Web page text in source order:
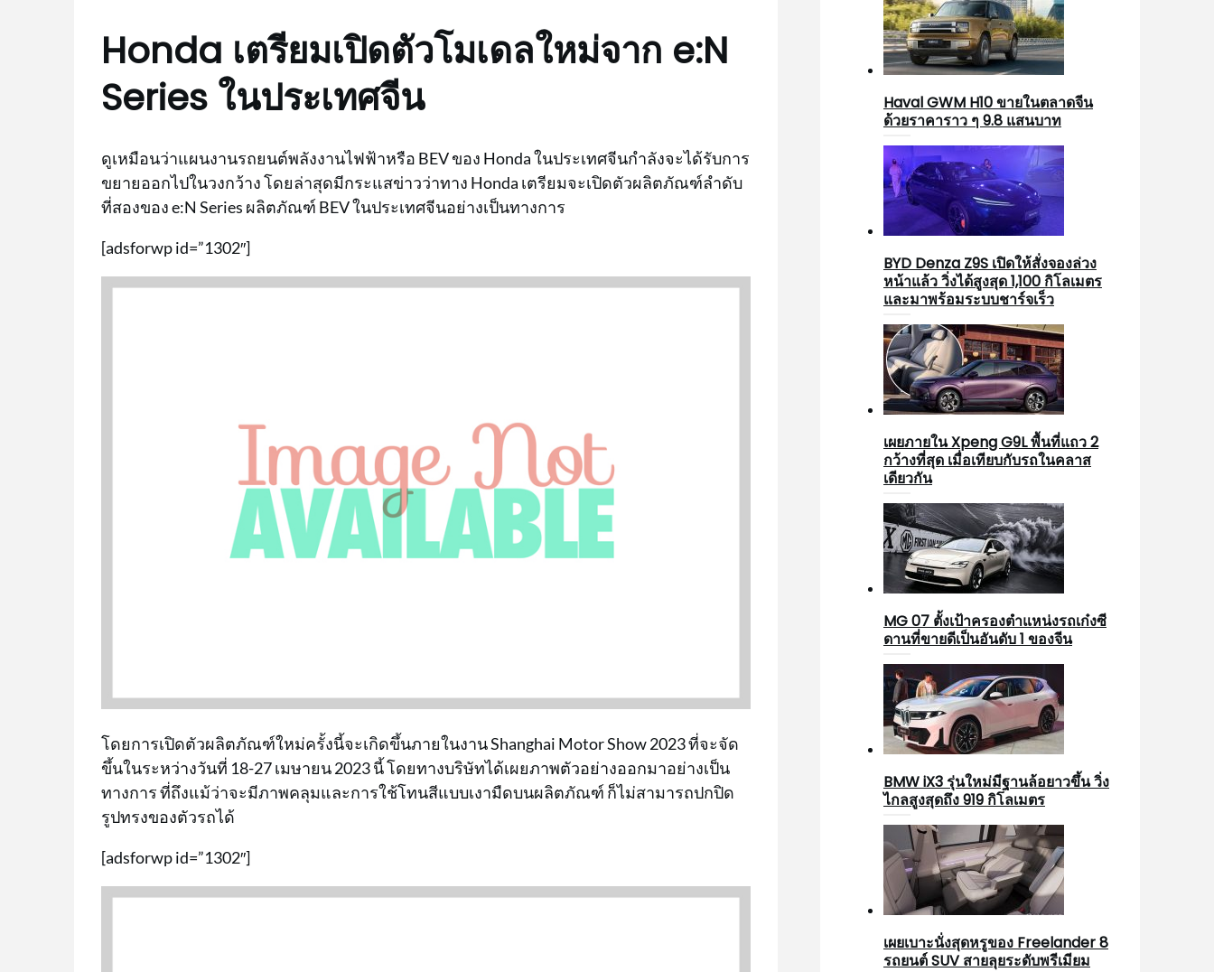
Honda เตรียมเปิดตัวโมเดลใหม่จาก e:N
Series ในประเทศจีน
ดูเหมือนว่าแผนงานรถยนต์พลังงานไฟฟ้าหรือ BEV ของ Honda ในประเทศจีนกำลังจะได้รับการ
ขยายออกไปในวงกว้าง โดยล่าสุดมีกระแสข่าวว่าทาง Honda เตรียมจะเปิดตัวผลิตภัณฑ์ลำดับ
ที่สองของ e:N Series ผลิตภัณฑ์ BEV ในประเทศจีนอย่างเป็นทางการ
[adsforwp id=”1302″]
โดยการเปิดตัวผลิตภัณฑ์ใหม่ครั้งนี้จะเกิดขึ้นภายในงาน Shanghai Motor Show 2023 ที่จะจัด
ขึ้นในระหว่างวันที่ 18-27 เมษายน 2023 นี้ โดยทางบริษัทได้เผยภาพตัวอย่างออกมาอย่างเป็น
ทางการ ที่ถึงแม้ว่าจะมีภาพคลุมและการใช้โทนสีแบบเงามืดบนผลิตภัณฑ์ ก็ไม่สามารถปกปิด
รูปทรงของตัวรถได้
[adsforwp id=”1302″]
Haval GWM H10 ขายในตลาดจีน
ด้วยราคาราว ๆ 9.8 แสนบาท
BYD Denza Z9S เปิดให้สั่งจองล่วง
หน้าแล้ว วิ่งได้สูงสุด 1,100 กิโลเมตร
และมาพร้อมระบบชาร์จเร็ว
เผยภายใน Xpeng G9L พื้นที่แถว 2
กว้างที่สุด เมื่อเทียบกับรถในคลาส
เดียวกัน
MG 07 ตั้งเป้าครองตำแหน่งรถเก๋งซี
ดานที่ขายดีเป็นอันดับ 1 ของจีน
BMW iX3 รุ่นใหม่มีฐานล้อยาวขึ้น วิ่ง
ไกลสูงสุดถึง 919 กิโลเมตร
เผยเบาะนั่งสุดหรูของ Freelander 8
รถยนต์ SUV สายลุยระดับพรีเมียม